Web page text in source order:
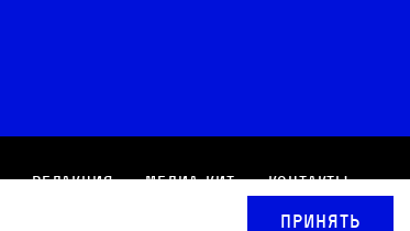
Редакция Медиа-кит
Контакты
Принять